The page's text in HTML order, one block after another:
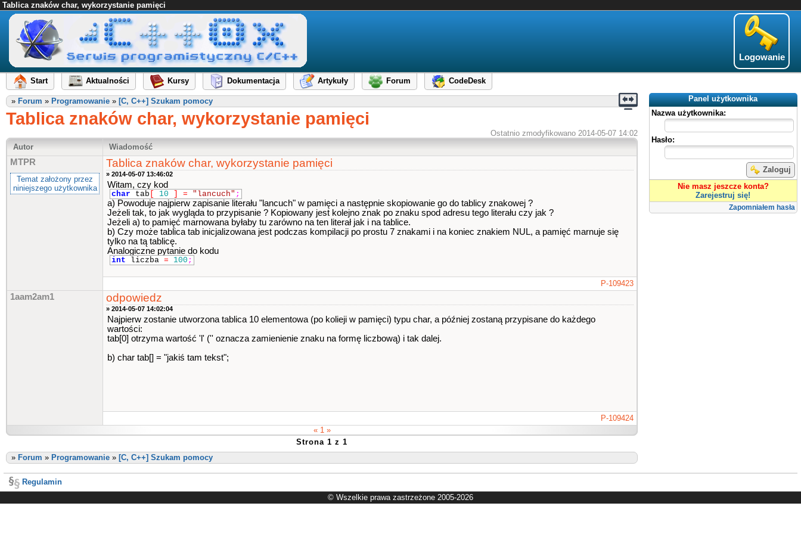
Tablica znaków char, wykorzystanie pamięci
Logowanie
Start Aktualności Kursy Dokumentacja Artykuły Forum
CodeDesk
Panel użytkownika
Nazwa użytkownika:
Hasło:
Zaloguj
Nie masz jeszcze konta?
Zarejestruj się!
Zapomniałem hasła
» Forum » Programowanie » [C, C++] Szukam pomocy
Tablica znaków char, wykorzystanie pamięci
Ostatnio zmodyfikowano 2014-05-07 14:02
Autor
Wiadomość
MTPR
Temat założony przez
niniejszego użytkownika
Tablica znaków char, wykorzystanie pamięci
» 2014-05-07 13:46:02
Witam, czy kod
char tab 10 = "lancuch" ;
a) Powoduje najpierw zapisanie literału "lancuch" w pamięci a następnie skopiowanie go do tablicy znakowej ?
Jeżeli tak, to jak wygląda to przypisanie ? Kopiowany jest kolejno znak po znaku spod adresu tego literału czy jak ?
Jeżeli a) to pamięć marnowana byłaby tu zarówno na ten literał jak i na tablice.
b) Czy może tablica tab inicjalizowana jest podczas kompilacji po prostu 7 znakami i na koniec znakiem NUL, a pamięć marnuje się
tylko na tą tablicę.
Analogiczne pytanie do kodu
int liczba = 100 ;
P-109423
1aam2am1 odpowiedz
» 2014-05-07 14:02:04
Najpierw zostanie utworzona tablica 10 elementowa (po kolieji w pamięci) typu char, a później zostaną przypisane do każdego
wartości:
tab[0] otrzyma wartość 'l' ('' oznacza zamienienie znaku na formę liczbową) i tak dalej.
b) char tab[] = "jakiś tam tekst";
P-109424
« 1 »
Strona 1 z 1
» Forum » Programowanie » [C, C++] Szukam pomocy
Regulamin
© Wszelkie prawa zastrzeżone 2005-2026